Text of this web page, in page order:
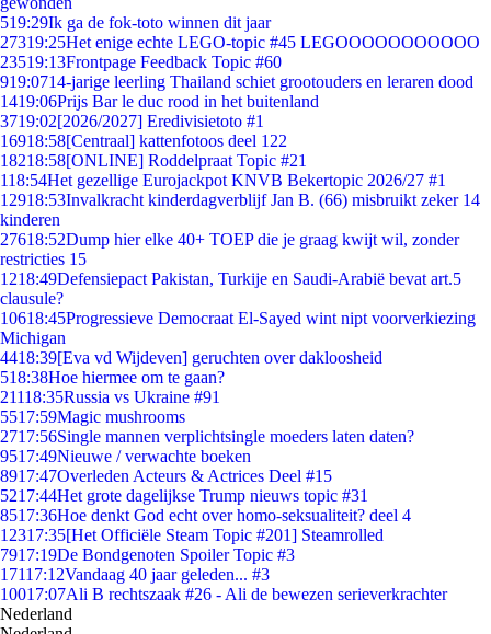
519:29Ik ga de fok-toto winnen dit jaar
27319:25Het enige echte LEGO-topic #45 LEGOOOOOOOOOOO
23519:13Frontpage Feedback Topic #60
919:0714-jarige leerling Thailand schiet grootouders en leraren dood
1419:06Prijs Bar le duc rood in het buitenland
3719:02[2026/2027] Eredivisietoto #1
16918:58[Centraal] kattenfotoos deel 122
18218:58[ONLINE] Roddelpraat Topic #21
118:54Het gezellige Eurojackpot KNVB Bekertopic 2026/27 #1
12918:53Invalkracht kinderdagverblijf Jan B. (66) misbruikt zeker 14
kinderen
27618:52Dump hier elke 40+ TOEP die je graag kwijt wil, zonder
restricties 15
1218:49Defensiepact Pakistan, Turkije en Saudi-Arabië bevat art.5
clausule?
10618:45Progressieve Democraat El-Sayed wint nipt voorverkiezing
Michigan
4418:39[Eva vd Wijdeven] geruchten over dakloosheid
518:38Hoe hiermee om te gaan?
21118:35Russia vs Ukraine #91
5517:59Magic mushrooms
2717:56Single mannen verplichtsingle moeders laten daten?
9517:49Nieuwe / verwachte boeken
8917:47Overleden Acteurs & Actrices Deel #15
5217:44Het grote dagelijkse Trump nieuws topic #31
8517:36Hoe denkt God echt over homo-seksualiteit? deel 4
12317:35[Het Officiële Steam Topic #201] Steamrolled
7917:19De Bondgenoten Spoiler Topic #3
17117:12Vandaag 40 jaar geleden... #3
10017:07Ali B rechtszaak #26 - Ali de bewezen serieverkrachter
Nederland